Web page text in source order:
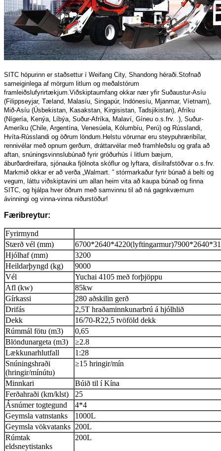
SITC hópurinn er staðsettur í Weifang City, Shandong héraði.Stofnað
sameiginlega af mörgum litlum og meðalstórum
framleiðslufyrirtækjum.Viðskiptaumfang okkar nær yfir Suðaustur-Asíu
(Filippseyjar, Tæland, Malasíu, Singapúr, Indónesíu, Mjanmar, Víetnam),
Mið-Asíu (Úsbekistan, Kasakstan, Kirgisistan, Tadsjikistan), Afríku
(Nígería, Kenýa, Líbýa, Suður-Afríka, Malaví, Gíneu o.s.frv. .), Suður-
Ameríku (Chile, Argentína, Venesúela, Kólumbíu, Perú) og Rússlandi,
Hvíta-Rússlandi og öðrum löndum.Helstu vörurnar eru steypuhræribílar,
rennivélar með opnum gerðum, dráttarvélar með framhleðslu og grafa að
aftan, snúningsvinnslubúnað fyrir gróðurhús í litlum bæjum,
áburðardreifara, sjónauka fjölnota skóflur og lyftara, dísilrafstöðvar o.s.frv.
Markmið okkar er að verða „Walmart. ” stórmarkaður fyrir búnað á belti og
vegum, láttu viðskiptavini um allan heim vita að kaupa búnað og finna
SITC, og hjálpa hver öðrum með samvinnu til að ná gagnkvæmum
ávinningi og vinna-vinna niðurstöður!
Færibreytur:
Fyrirmynd
Stærð vél (mm)
Hjólhaf (mm)
3200
Heildarþyngd (kg)
9000
Vél
Yuchai 4105 með forþjöppu
Afl (kw)
85kw
Gírkassi
280 aðskilin gerð
Drifás
2,5T hraðaminnkunarbrú á hjólhlið
Dekk
16/70-R22,5 tvöföld dekk
Rúmmál fötu (m3)
0,65
Blöndunargeta (m3)
≥2.8
Lækkunarhlutfall
1:28
Snúningshraði
(hringir/mínútu)
≥15 hringir/mín
Minnkari
Búið til í Kína
Ferðahraði (km/klst)
25
Ásnúmer togtegund
4*4
Geymsla vatnstanks
1000L
Geymsla vökvatanks 200L
Rúmtak
eldsneytistanks
200L